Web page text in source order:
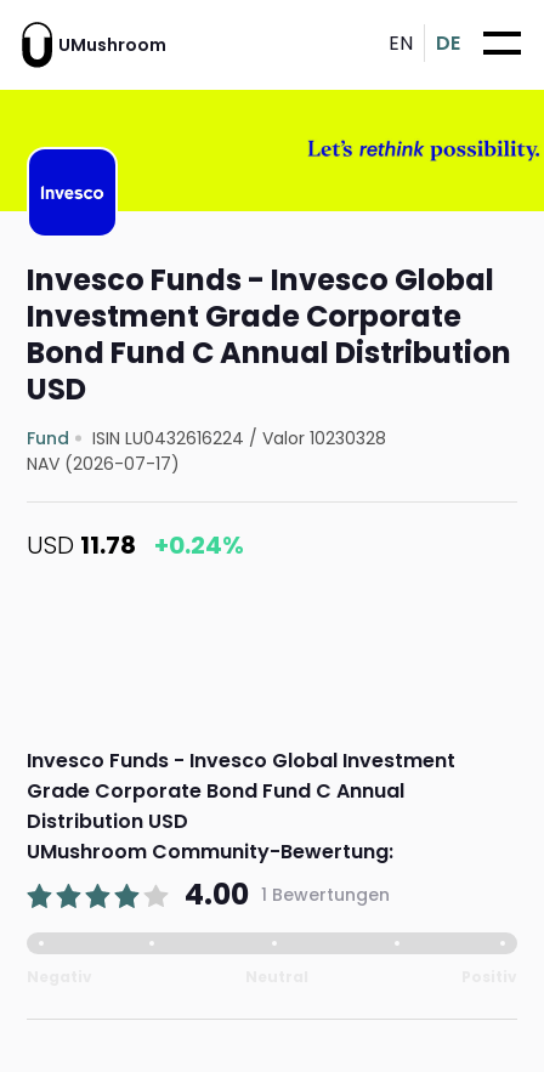
UMushroom EN DE
Invesco Funds - Invesco Global
Investment Grade Corporate
Bond Fund C Annual Distribution
USD
Fund ISIN LU0432616224 /Valor 10230328
NAV (2026-07-17)
USD 11.78 +0.24%
Invesco Funds - Invesco Global Investment
Grade Corporate Bond Fund C Annual
Distribution USD
UMushroom Community-Bewertung:
4.00 1 Bewertungen